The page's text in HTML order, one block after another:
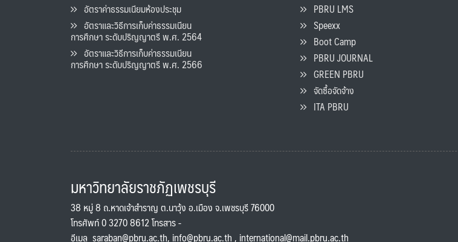
อัตราค่าธรรมเนียมห้องประชุม
อัตราและวิธีการเก็บค่าธรรมเนียน
การศึกษา ระดับปริญญาตรี พ.ศ. 2564
อัตราและวิธีการเก็บค่าธรรมเนียน
การศึกษา ระดับปริญญาตรี พ.ศ. 2566
PBRU LMS
Speexx
Boot Camp
PBRU JOURNAL
GREEN PBRU
จัดซื้อจัดจ้าง
ITA PBRU
มหาวิทยาลัยราชภัฏเพชรบุรี
38 หมู่ 8 ถ.หาดเจ้าสำราญ ต.นาวุ้ง อ.เมือง จ.เพชรบุรี 76000
โทรศัพท์ 0 3270 8612 โทรสาร -
อีเมล saraban@pbru.ac.th, info@pbru.ac.th, international@mail.pbru.ac.th